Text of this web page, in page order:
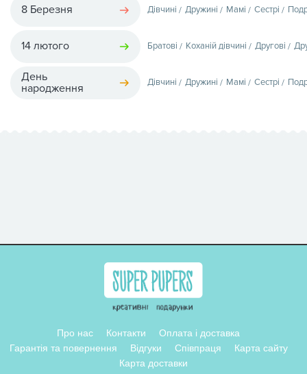
8 Березня Дівчині Дружині Мамі Сестрі
14 лютого Братові Коханій дівчині Другові
День
народження
Дівчині Дружині Мамі Сестрі
Про нас Контакти
Оплата і доставка
Гарантія та повернення
Відгуки Співпраця
Карта сайту
Карта доставки